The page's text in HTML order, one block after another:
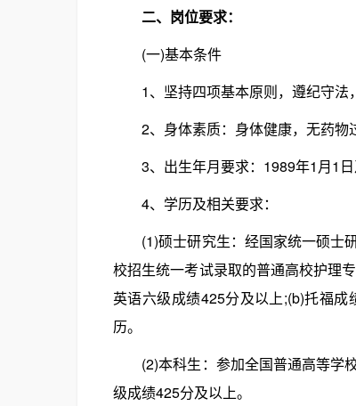
二、岗位要求：
(一)基本条件
1、坚持四项基本原则，遵纪守法
2、身体素质：身体健康，无药物
3、出生年月要求：1989年1月1日
4、学历及相关要求：
(1)硕士研究生：经国家统一硕士研
校招生统一考试录取的普通高校护理
英语六级成绩425分及以上;(b)托福
历。
(2)本科生：参加全国普通高等学校
级成绩425分及以上。